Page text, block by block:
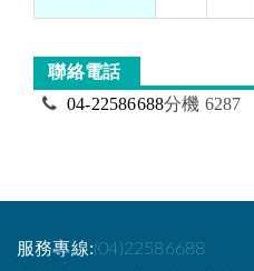
聯絡電話
04-22586688分機 6287
服務專線:(04)22586688